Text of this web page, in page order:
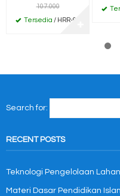
107.000
Tersedia / HRR-94
Search for:
RECENT POSTS
Teknologi Pengelolaan
Materi Dasar Pendidikan